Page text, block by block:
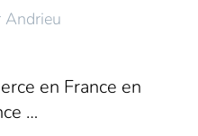
Andrieu
en France en
…